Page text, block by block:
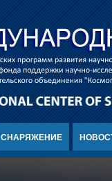
СНАРЯЖЕНИЕ